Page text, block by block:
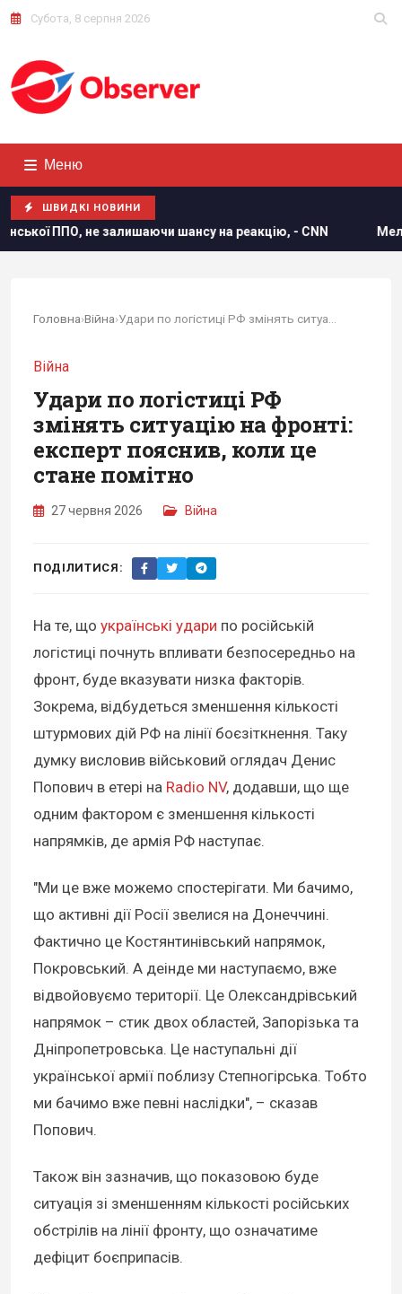
Субота, 8 серпня 2026
Меню
ШВИДКІ НОВИНИ
шансу на реакцію, - CNN Мелоні відреагувала на
Головна›Війна›
Війна
Удари по логістиці РФ
змінять ситуацію на фронті:
експерт пояснив, коли це
стане помітно
27 червня 2026 Війна
ПОДІЛИТИСЯ:
На те, що українські удари по російській
логістиці почнуть впливати безпосередньо на
фронт, буде вказувати низка факторів.
Зокрема, відбудеться зменшення кількості
штурмових дій РФ на лінії боєзіткнення. Таку
думку висловив військовий оглядач Денис
Попович в етері на Radio NV, додавши, що ще
одним фактором є зменшення кількості
напрямків, де армія РФ наступає.
"Ми це вже можемо спостерігати. Ми бачимо,
що активні дії Росії звелися на Донеччині.
Фактично це Костянтинівський напрямок,
Покровський. А деінде ми наступаємо, вже
відвойовуємо території. Це Олександрівський
напрямок – стик двох областей, Запорізька та
Дніпропетровська. Це наступальні дії
української армії поблизу Степногірська. Тобто
ми бачимо вже певні наслідки", – сказав
Попович.
Також він зазначив, що показовою буде
ситуація зі зменшенням кількості російських
обстрілів на лінії фронту, що означатиме
дефіцит боєприпасів.